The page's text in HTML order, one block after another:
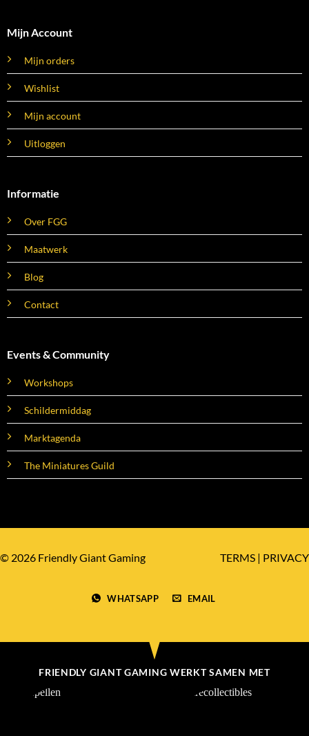
Mijn Account
Mijn orders
Wishlist
Mijn account
Uitloggen
Informatie
Over FGG
Maatwerk
Blog
Contact
Events & Community
Workshops
Schildermiddag
Marktagenda
The Miniatures Guild
© 2026 Friendly Giant Gaming
WHATSAPP EMAIL
TERMS | PRIVACY
FRIENDLY GIANT GAMING WERKT SAMEN MET